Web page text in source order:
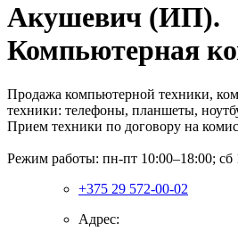
Акушевич (ИП).
Компьютерная
Продажа компьютерной техники,
техники: телефоны, планшеты,
Прием техники по договору на
Режим работы: пн-пт 10:00–18:00; сб
+375 29 572-00-02
Адрес: